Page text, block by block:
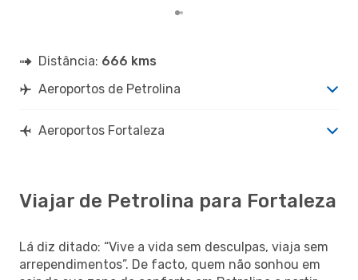
Distância: 666 kms
Aeroportos de Petrolina
Aeroportos Fortaleza
Viajar de Petrolina para Fortaleza
Lá diz ditado: “Vive a vida sem desculpas, viaja sem
arrependimentos”. De facto, quem não sonhou em